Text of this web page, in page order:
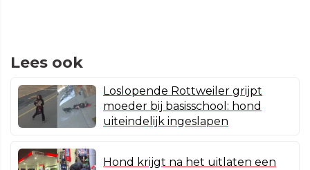
Lees ook
Loslopende Rottweiler grijpt
moeder bij basisschool: hond
uiteindelijk ingeslapen
Hond krijgt na het uitlaten een